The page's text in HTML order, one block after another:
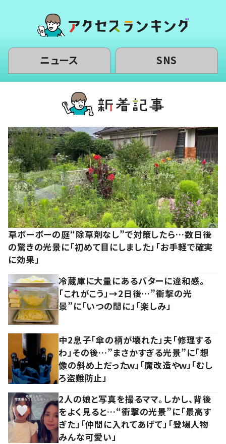
ニュース SNS
草ボーボーの庭“除草剤なし”で対策したら…数日後
の驚きの光景に「初めて目にしました」「お手軽で確実
に効果」
冷蔵庫に大量にあるバターに違和感。
「これがこう」→2日後…”衝撃の光
景”に「いつの間に」「楽しみ」
中2息子「傘の柄が壊れた」夫「修理する
わ」その後…”まさかすぎる光景”に「想
像の斜め上だったｗ」「魔改造やｗ」「むし
ろ盗難防止」
2人の娘と写真を撮るママ。しかし、背後
をよく見ると…“衝撃の光景”に「最高す
ぎた」「仲間に入れてあげて」「登場人物
みんな可愛い」